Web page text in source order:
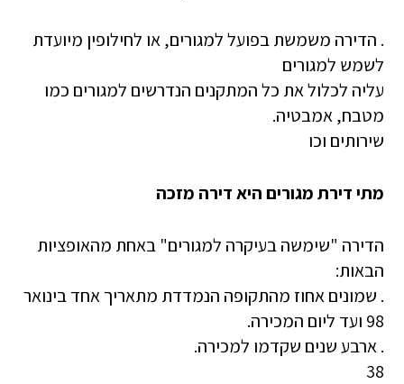
. הדירה משמשת בפועל למגורים, או לחילופין מיועדת
לשמש למגורים
עליה לכלול את כל המתקנים הנדרשים למגורים כמו
מטבח, אמבטיה.
שירותים וכו
מתי דירת מגורים היא דירה מזכה
הדירה "שימשה בעיקרה למגורים" באחת מהאופציות
הבאות:
. שמונים אחוז מהתקופה הנמדדת מתאריך אחד בינואר
98 ועד ליום המכירה.
. ארבע שנים שקדמו למכירה.
38